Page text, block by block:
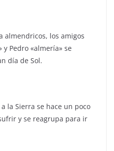
almendricos, los amigos
y Pedro «almería» se
día de Sol.
la Sierra se hace un poco
y se reagrupa para ir